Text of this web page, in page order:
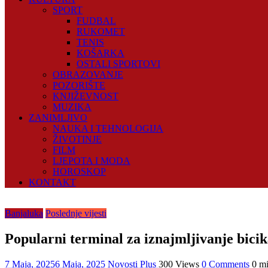
SPORT
FUDBAL
RUKOMET
TENIS
KOŠARKA
OSTALI SPORTOVI
OBRAZOVANJE
POZORIŠTE
KNJIŽEVNOST
MUZIKA
ZANIMLJIVO
NAUKA I TEHNOLOGIJA
ŽIVOTINJE
FILM
LJEPOTA I MODA
HOROSKOP
KONTAKT
Banjaluka Poslednje vijesti
Popularni terminal za iznajmljivanje
7 Maja, 20256 Maja, 2025 Novosti Plus 300 Views 0 Comments 0